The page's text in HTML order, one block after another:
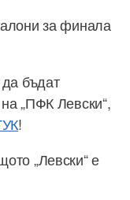
за финала
бъдат
„ПФК Левски“,
!
„Левски“ е